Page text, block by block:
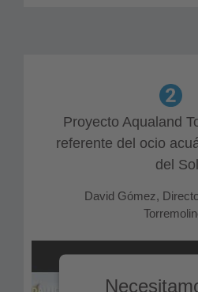
Proyecto Aqualand
referente del ocio
del Sol
David Gómez,